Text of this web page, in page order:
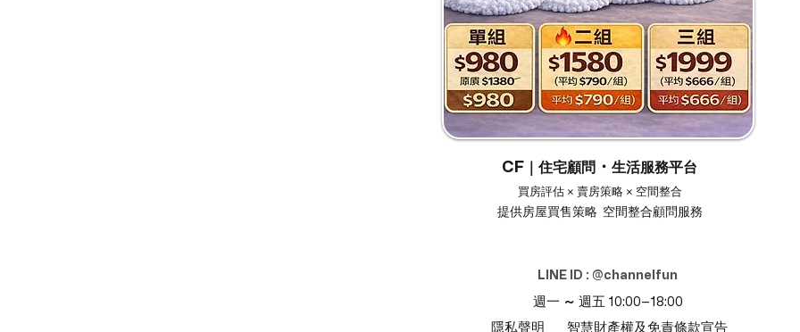
CF ｜住宅顧問 ・ 生活服務平台
買房評估 × 賣房策略 × 空間整合
提供房屋買售策略 空間整合顧問服務
LINE ID : @channelfun
週一 ～ 週五 10:00–18:00
隱私聲明 智慧財產權及免責條款宣告